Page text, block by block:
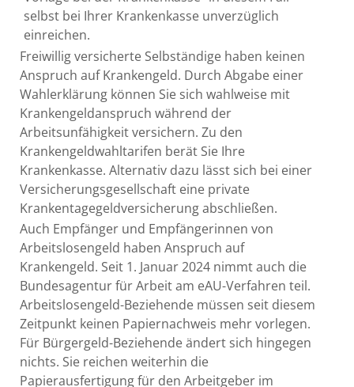
selbst bei Ihrer Krankenkasse unverzüglich
einreichen.
Freiwillig versicherte Selbständige haben keinen
Anspruch auf Krankengeld. Durch Abgabe einer
Wahlerklärung können Sie sich wahlweise mit
Krankengeldanspruch während der
Arbeitsunfähigkeit versichern. Zu den
Krankengeldwahltarifen berät Sie Ihre
Krankenkasse. Alternativ dazu lässt sich bei einer
Versicherungsgesellschaft eine private
Krankentagegeldversicherung abschließen.
Auch Empfänger und Empfängerinnen von
Arbeitslosengeld haben Anspruch auf
Krankengeld. Seit 1. Januar 2024 nimmt auch die
Bundesagentur für Arbeit am eAU-Verfahren teil.
Arbeitslosengeld-Beziehende müssen seit diesem
Zeitpunkt keinen Papiernachweis mehr vorlegen.
Für Bürgergeld-Beziehende ändert sich hingegen
nichts. Sie reichen weiterhin die
Papierausfertigung für den Arbeitgeber im